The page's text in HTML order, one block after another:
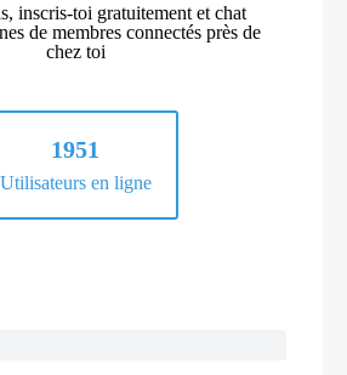
inscris-toi gratuitement et chat
de membres connectés près de
chez toi
1951
Utilisateurs en ligne